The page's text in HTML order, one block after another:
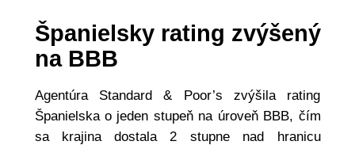
Španielsky rating zvýšený
na BBB
Agentúra Standard & Poor’s zvýšila rating
Španielska o jeden stupeň na úroveň BBB, čím
sa krajina dostala 2 stupne nad hranicu